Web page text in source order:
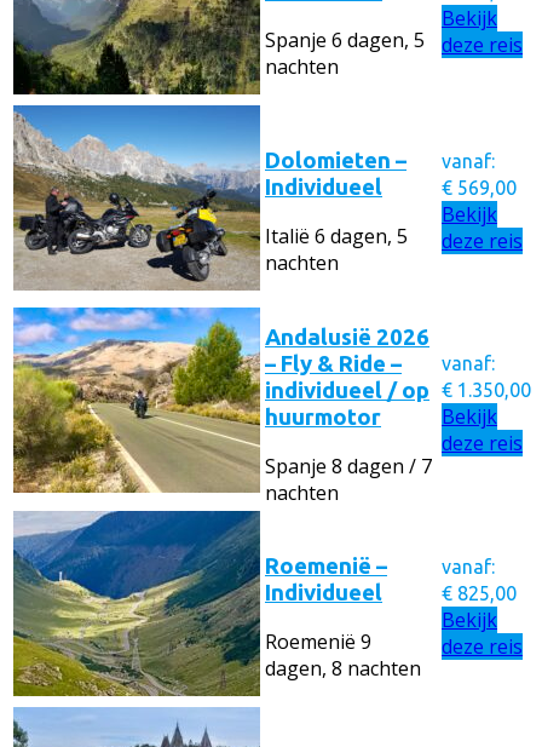
Spanje 6 dagen, 5
nachten
Bekijk
deze reis
Dolomieten –
Individueel
Italië 6 dagen, 5
nachten
vanaf:
€ 569,00
Bekijk
deze reis
Andalusië 2026
– Fly & Ride –
individueel / op
huurmotor
Spanje 8 dagen / 7
nachten
vanaf:
€ 1.350,00
Bekijk
deze reis
Roemenië –
Individueel
Roemenië 9
dagen, 8 nachten
vanaf:
€ 825,00
Bekijk
deze reis